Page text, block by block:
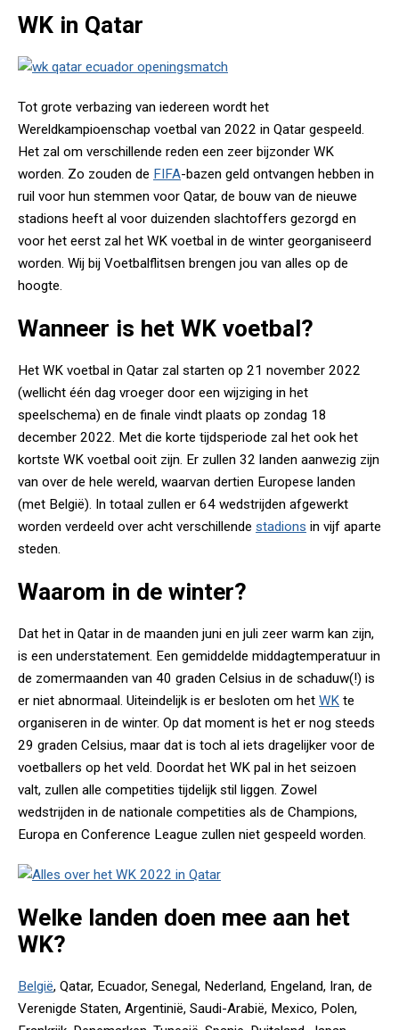
WK in Qatar
Tot grote verbazing van iedereen wordt het
Wereldkampioenschap voetbal van 2022 in Qatar gespeeld.
Het zal om verschillende reden een zeer bijzonder WK
worden. Zo zouden de FIFA-bazen geld ontvangen hebben in
ruil voor hun stemmen voor Qatar, de bouw van de nieuwe
stadions heeft al voor duizenden slachtoffers gezorgd en
voor het eerst zal het WK voetbal in de winter georganiseerd
worden. Wij bij Voetbalflitsen brengen jou van alles op de
hoogte.
Wanneer is het WK voetbal?
Het WK voetbal in Qatar zal starten op 21 november 2022
(wellicht één dag vroeger door een wijziging in het
speelschema) en de finale vindt plaats op zondag 18
december 2022. Met die korte tijdsperiode zal het ook het
kortste WK voetbal ooit zijn. Er zullen 32 landen aanwezig zijn
van over de hele wereld, waarvan dertien Europese landen
(met België). In totaal zullen er 64 wedstrijden afgewerkt
worden verdeeld over acht verschillende stadions in vijf aparte
steden.
Waarom in de winter?
Dat het in Qatar in de maanden juni en juli zeer warm kan zijn,
is een understatement. Een gemiddelde middagtemperatuur in
de zomermaanden van 40 graden Celsius in de schaduw(!) is
er niet abnormaal. Uiteindelijk is er besloten om het WK te
organiseren in de winter. Op dat moment is het er nog steeds
29 graden Celsius, maar dat is toch al iets dragelijker voor de
voetballers op het veld. Doordat het WK pal in het seizoen
valt, zullen alle competities tijdelijk stil liggen. Zowel
wedstrijden in de nationale competities als de Champions,
Europa en Conference League zullen niet gespeeld worden.
Welke landen doen mee aan het
WK?
België, Qatar, Ecuador, Senegal, Nederland, Engeland, Iran, de
Verenigde Staten, Argentinië, Saudi-Arabië, Mexico, Polen,